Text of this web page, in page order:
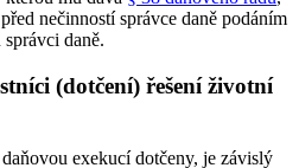
nečinností správce daně podáním
daně.
(dotčení) řešení životní
exekucí dotčeny, je závislý